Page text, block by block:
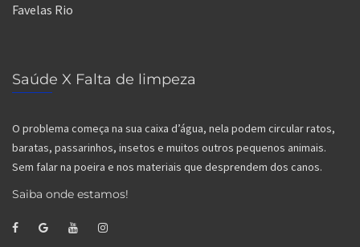
Favelas Rio
Saúde X Falta de limpeza
O problema começa na sua caixa d’água, nela podem circular ratos,
baratas, passarinhos, insetos e muitos outros pequenos animais.
Sem falar na poeira e nos materiais que desprendem dos canos.
Saiba onde estamos!